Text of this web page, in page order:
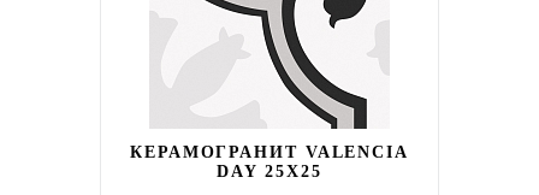
КЕРАМОГРАНИТ VALENCIA
DAY 25Х25